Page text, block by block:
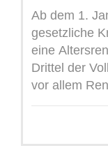
Ab dem 1.
gesetzliche
eine
Drittel der
vor allem
neben ...